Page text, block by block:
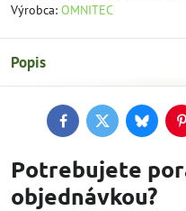
Výrobca: OMNITEC
Popis
FacebookTwitterBluesky
Potrebujete
objednávkou?